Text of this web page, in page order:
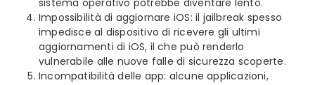
Impossibilità di aggiornare iOS: il jailbreak spesso
impedisce al dispositivo di ricevere gli ultimi
aggiornamenti di iOS, il che può renderlo
vulnerabile alle nuove falle di sicurezza scoperte.
Incompatibilità delle app: alcune applicazioni,